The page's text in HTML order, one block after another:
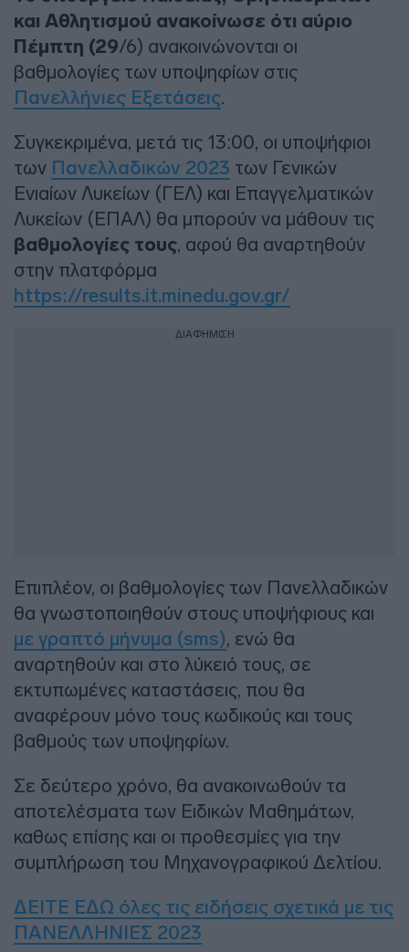
και Αθλητισμού ανακοίνωσε ότι αύριο
Πέμπτη (29/6) ανακοινώνονται οι
βαθμολογίες των υποψηφίων στις
Πανελλήνιες Εξετάσεις.
Συγκεκριμένα, μετά τις 13:00, οι υποψήφιοι
των Πανελλαδικών 2023 των Γενικών
Ενιαίων Λυκείων (ΓΕΛ) και Επαγγελματικών
Λυκείων (ΕΠΑΛ) θα μπορούν να μάθουν τις
βαθμολογίες τους, αφού θα αναρτηθούν
στην πλατφόρμα
https://results.it.minedu.gov.gr/
ΔΙΑΦΗΜΙΣΗ
Επιπλέον, οι βαθμολογίες των Πανελλαδικών
θα γνωστοποιηθούν στους υποψήφιους και
με γραπτό μήνυμα (sms), ενώ θα
αναρτηθούν και στο λύκειό τους, σε
εκτυπωμένες καταστάσεις, που θα
αναφέρουν μόνο τους κωδικούς και τους
βαθμούς των υποψηφίων.
Σε δεύτερο χρόνο, θα ανακοινωθούν τα
αποτελέσματα των Ειδικών Μαθημάτων,
καθως επίσης και οι προθεσμίες για την
συμπλήρωση του Μηχανογραφικού Δελτίου.
ΔΕΙΤΕ ΕΔΩ όλες τις ειδήσεις σχετικά με τις
ΠΑΝΕΛΛΗΝΙΕΣ 2023